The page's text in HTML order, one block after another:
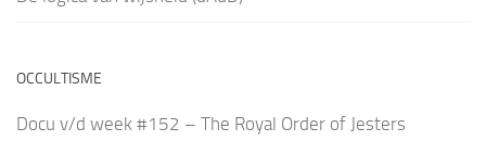
OCCULTISME
Docu v/d week #152 – The Royal Order of Jesters